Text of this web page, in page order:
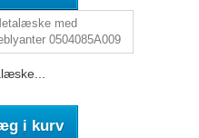
i kurv